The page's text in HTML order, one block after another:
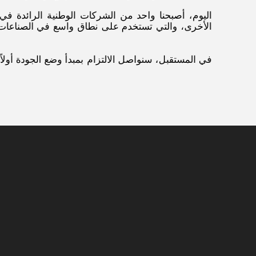
اليوم، أصبحنا واحد من الشركات الوطنية الرائدة
الأخرى، والتي تستخدم على نطاق واسع في الصناعات
في المستقبل، سنواصل الالتزام بمبدأ وضع الجودة